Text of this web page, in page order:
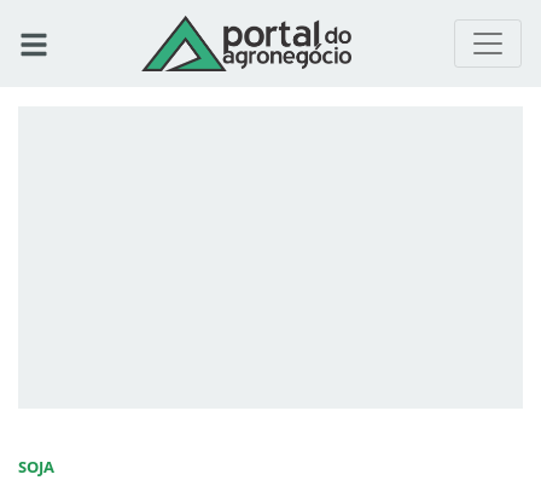
SOJA